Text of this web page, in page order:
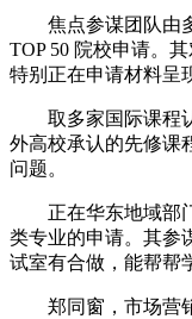
焦点参谋团队由多
TOP 50 院校申请。
特别正在申请材料呈
取多家国际课程认
外高校承认的先修课
问题。
正在华东地域部门
类专业的申请。其参
试室有合做，能帮帮
郑同窗，市场营销